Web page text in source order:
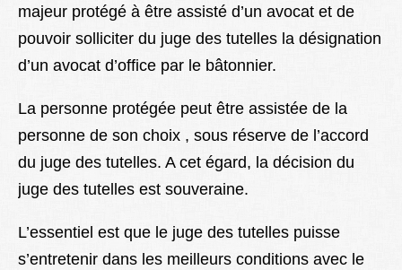
majeur protégé à être assisté d’un avocat et de
pouvoir solliciter du juge des tutelles la désignation
d’un avocat d’office par le bâtonnier.
La personne protégée peut être assistée de la
personne de son choix , sous réserve de l’accord
du juge des tutelles. A cet égard, la décision du
juge des tutelles est souveraine.
L’essentiel est que le juge des tutelles puisse
s’entretenir dans les meilleurs conditions avec le